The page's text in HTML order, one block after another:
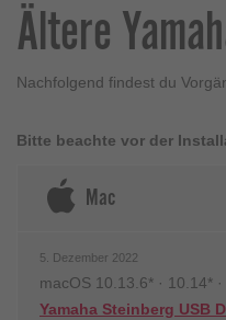
Ältere
Nachfolgend findest du
Bitte beachte vor der
Mac
5. Dezember 2022
macOS 10.13.6* · 10.14*
Yamaha Steinberg USB